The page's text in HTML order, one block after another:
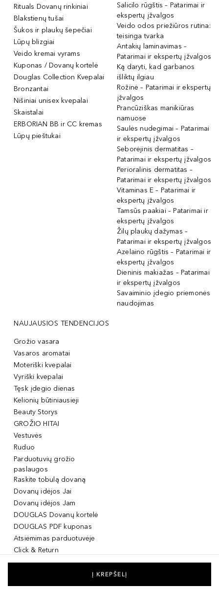
Rituals Dovanų rinkiniai
Blakstienų tušai
Šukos ir plaukų šepečiai
Lūpų blizgiai
Veido kremai vyrams
Kuponas / Dovanų kortelė
Douglas Collection Kvepalai
Bronzantai
Nišiniai unisex kvepalai
Skaistalai
ERBORIAN BB ir CC kremas
Lūpų pieštukai
Salicilo rūgštis – Patarimai ir
ekspertų įžvalgos
Veido odos priežiūros rutina:
teisinga tvarka
Antakių laminavimas –
Patarimai ir ekspertų įžvalgos
Ką daryti, kad garbanos
išliktų ilgiau
Rožinė – Patarimai ir ekspertų
įžvalgos
Prancūziškas manikiūras
namuose
Saulės nudegimai – Patarimai
ir ekspertų įžvalgos
Seborėjinis dermatitas –
Patarimai ir ekspertų įžvalgos
Perioralinis dermatitas –
Patarimai ir ekspertų įžvalgos
Vitaminas E – Patarimai ir
ekspertų įžvalgos
Tamsūs paakiai – Patarimai ir
ekspertų įžvalgos
Žilų plaukų dažymas –
Patarimai ir ekspertų įžvalgos
Azelaino rūgštis – Patarimai ir
ekspertų įžvalgos
Dieninis makiažas – Patarimai
ir ekspertų įžvalgos
Savaiminio įdegio priemonės
naudojimas
NAUJAUSIOS TENDENCIJOS
Grožio vasara
Vasaros aromatai
Moteriški kvepalai
Vyriški kvepalai
Tęsk įdegio dienas
Kelionių būtiniausieji
Beauty Storys
GROŽIO HITAI
Vestuvės
Ruduo
Parduotuvių grožio
paslaugos
Raskite tobulą dovaną
Dovanų idėjos Jai
Dovanų idėjos Jam
DOUGLAS Dovanų kortelė
DOUGLAS PDF kuponas
Atsiėmimas parduotuvėje
Click & Return
DOUGLAS Grožio Kortelė
Į KREPŠELĮ